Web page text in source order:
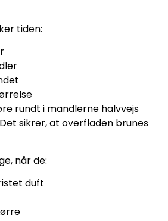
tiden:
rundt i mandlerne halvvejs
sikrer, at overfladen brunes
når de:
duft